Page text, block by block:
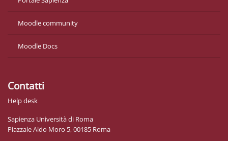
Moodle community
Moodle Docs
Contatti
Help desk
Sapienza Università di Roma
Piazzale Aldo Moro 5, 00185 Roma